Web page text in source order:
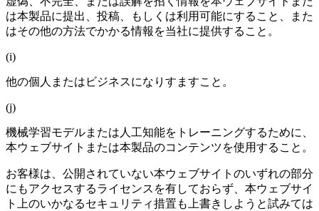
は本製品に提出、投稿、もしくは利用可能にすること、また
はその他の方法でかかる情報を当社に提供すること。
(i)
他の個人またはビジネスになりすますこと。
(j)
機械学習モデルまたは人工知能をトレーニングするために、
本ウェブサイトまたは本製品のコンテンツを使用すること。
お客様は、公開されていない本ウェブサイトのいずれの部分
にもアクセスするライセンスを有しておらず、本ウェブサイ
ト上のいかなるセキュリティ措置も上書きしようと試みては